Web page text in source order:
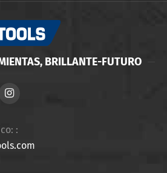
BRILLANTE-FUTURO
: